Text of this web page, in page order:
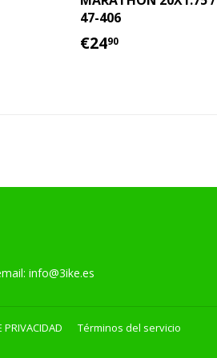
47-406
PRECIO
€2490
info@3ike.es
PRIVACIDAD
Términos del servicio